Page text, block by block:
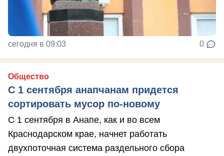
сегодня в 09:03 0
Общество
С 1 сентября анапчанам придется
сортировать мусор по-новому
С 1 сентября в Анапе, как и во всем
Краснодарском крае, начнет работать
двухпоточная система раздельного сбора